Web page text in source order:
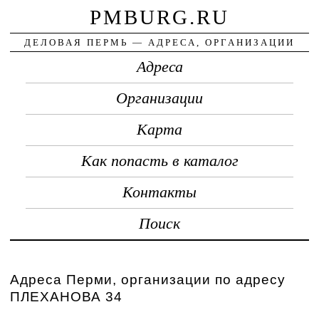
PMBURG.RU
ДЕЛОВАЯ ПЕРМЬ — АДРЕСА, ОРГАНИЗАЦИИ
Адреса
Организации
Карта
Как попасть в каталог
Контакты
Поиск
Адреса Перми, организации по адресу
ПЛЕХАНОВА 34